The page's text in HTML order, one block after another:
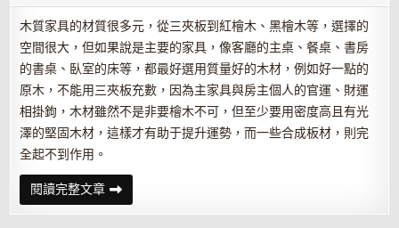
木質家具的材質很多元，從三夾板到紅檜木、黑檜木等，選擇的
空間很大，但如果說是主要的家具，像客廳的主桌、餐桌、書房
的書桌、臥室的床等，都最好選用質量好的木材，例如好一點的
原木，不能用三夾板充數，因為主家具與房主個人的官運、財運
相掛鉤，木材雖然不是非要檜木不可，但至少要用密度高且有光
澤的堅固木材，這樣才有助于提升運勢，而一些合成板材，則完
全起不到作用。
閱讀完整文章在
家
中